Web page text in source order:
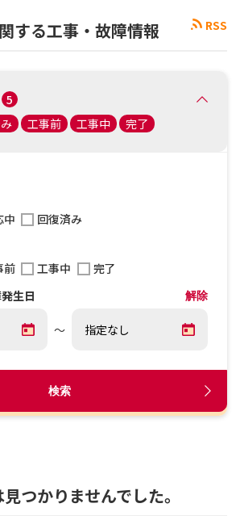
こちら
工事・故障情報通知サー
イト
RSS
する工事・故障情報
5
工事前 工事中 完了
中
回復済み
前 工事中
完了
生日
解除
～
検索
つかりませんでした。